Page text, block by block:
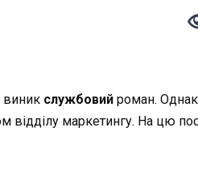
виник службовий роман.
маркетингу. На цю